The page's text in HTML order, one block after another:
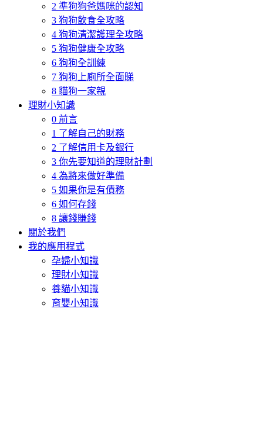
2 準狗狗爸媽咪的認知
3 狗狗飲食全攻略
4 狗狗清潔護理全攻略
5 狗狗健康全攻略
6 狗狗全訓練
7 狗狗上廁所全面睇
8 貓狗一家親
理財小知識
0 前言
1 了解自己的財務
2 了解信用卡及銀行
3 你先要知道的理財計劃
4 為將來做好準備
5 如果你是有債務
6 如何存錢
8 讓錢賺錢
關於我們
我的應用程式
孕婦小知識
理財小知識
養貓小知識
育嬰小知識